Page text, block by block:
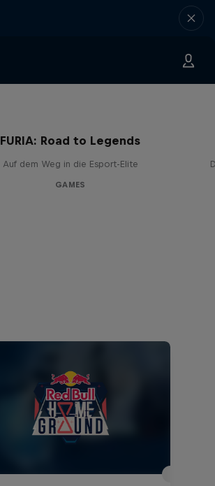
FURIA: Road to Legends
Auf dem Weg in die Esport-Elite
GAMES